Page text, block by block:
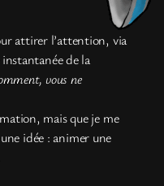
attirer l’attention, via
de la
vous ne
mais que je me
idée : animer une